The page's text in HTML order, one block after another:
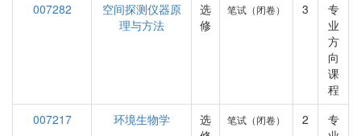
007282
空间探测仪器原
理与方法
选
修
笔试（闭卷） 3
专
业
方
向
课
程
007217
环境生物学
选
笔试（闭卷） 2
专